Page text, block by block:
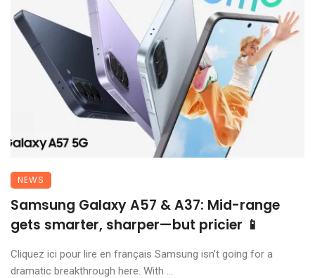
NEWS
Samsung Galaxy A57 & A37: Mid-range
gets smarter, sharper—but pricier 📱
Cliquez ici pour lire en français Samsung isn’t going for a
dramatic breakthrough here. With ...